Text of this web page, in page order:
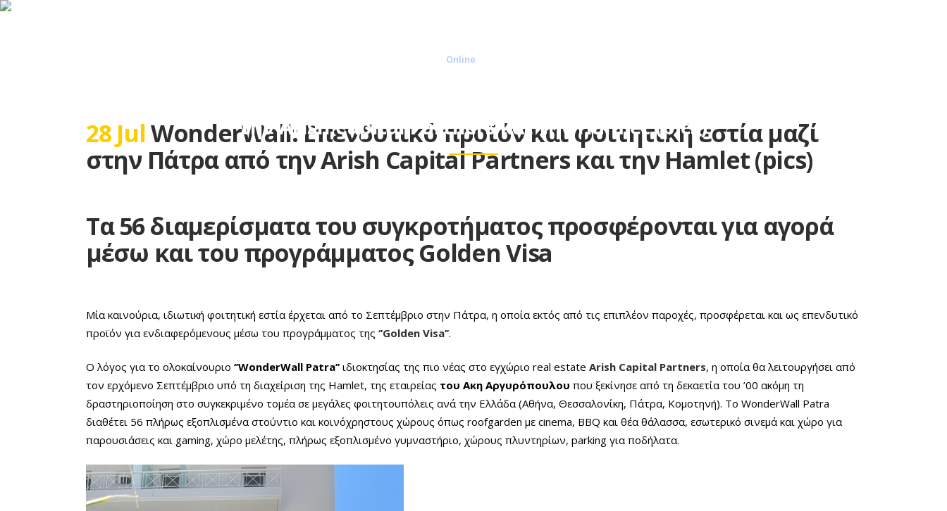
Online
την Arish Capital Partners και την Ηamlet (pics)
28 JulWonderWall: Eπενδυτικό προϊόν και φοιτητική εστία μαζί
στην Πάτρα από την Arish Capital Partners και την Ηamlet (pics)
Τα 56 διαμερίσματα του συγκροτήματος προσφέρονται για αγορά
μέσω και του προγράμματος Golden Visa
Μία καινούρια, ιδιωτική φοιτητική εστία έρχεται από το Σεπτέμβριο στην Πάτρα, η οποία εκτός από τις επιπλέον παροχές, προσφέρεται και ως επενδυτικό
προϊόν για ενδιαφερόμενους μέσω του προγράμματος της ‘’Golden Visa’’.
Ο λόγος για το ολοκαίνουριο ‘’WonderWall Patra’’ ιδιοκτησίας της πιο νέας στο εγχώριο real estate Arish Capital Partners, η οποία θα λειτουργήσει από
τον ερχόμενο Σεπτέμβριο υπό τη διαχείριση της Hamlet, της εταιρείας του Ακη Αργυρόπουλου που ξεκίνησε από τη δεκαετία του ’00 ακόμη τη
δραστηριοποίηση στο συγκεκριμένο τομέα σε μεγάλες φοιτητουπόλεις ανά την Ελλάδα (Αθήνα, Θεσσαλονίκη, Πάτρα, Κομοτηνή). Το WonderWall Patra
διαθέτει 56 πλήρως εξοπλισμένα στούντιο και κοινόχρηστους χώρους όπως roofgarden με cinema, BBQ και θέα θάλασσα, εσωτερικό σινεμά και χώρο για
παρουσιάσεις και gaming, χώρο μελέτης, πλήρως εξοπλισμένο γυμναστήριο, χώρους πλυντηρίων, parking για ποδήλατα.